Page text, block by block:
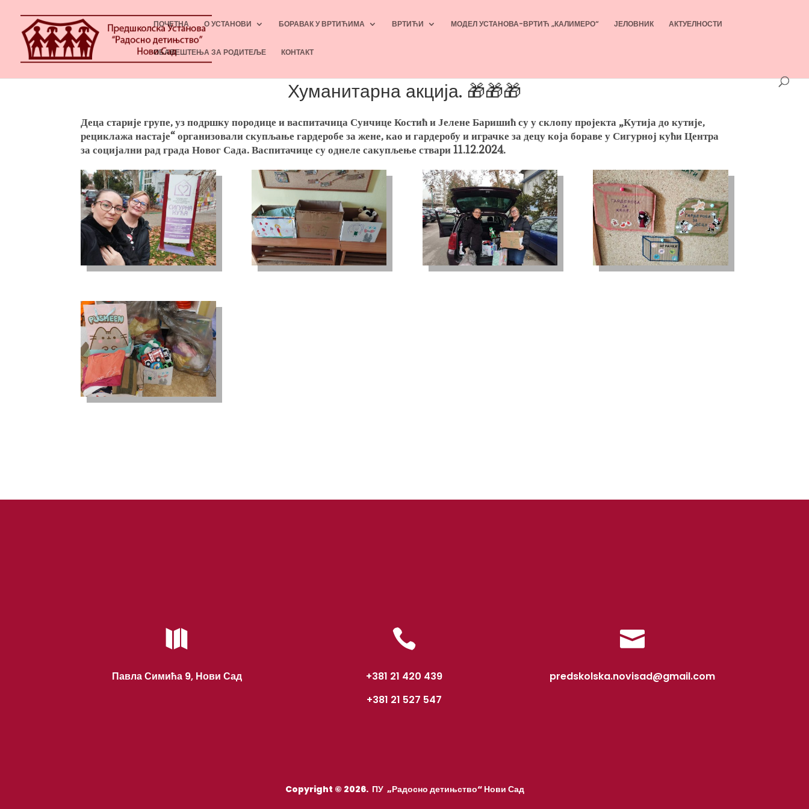
ПОЧЕТНА О УСТАНОВИ БОРАВАК У ВРТИЋИМА ВРТИЋИ МОДЕЛ УСТАНОВА-ВРТИЋ „КАЛИМЕРО“ ЈЕЛОВНИК АКТУЕЛНОСТИ
ОБАВЕШТЕЊА ЗА РОДИТЕЉЕ КОНТАКТ
Хуманитарна акција. 🎁🎁🎁
Деца старије групе, уз подршку породице и васпитачица Сунчице Костић и Јелене Баришић су у склопу пројекта „Кутија до кутије,
рециклажа настаје“ организовали скупљање гардеробе за жене, као и гардеробу и играчке за децу која бораве у Сигурној кући Центра
за социјални рад града Новог Сада. Васпитачице су однеле сакупљење ствари 11.12.2024.

Павла Симића 9, Нови Сад

+381 21 420 439
+381 21 527 547

predskolska.novisad@gmail.com
Copyright © 2026. ПУ „Радосно детињство“ Нови Сад